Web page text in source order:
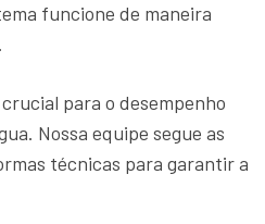
funcione de maneira
para o desempenho
Nossa equipe segue as
técnicas para garantir a